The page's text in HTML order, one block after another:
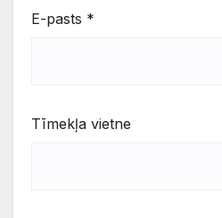
E-pasts *
Tīmekļa vietne